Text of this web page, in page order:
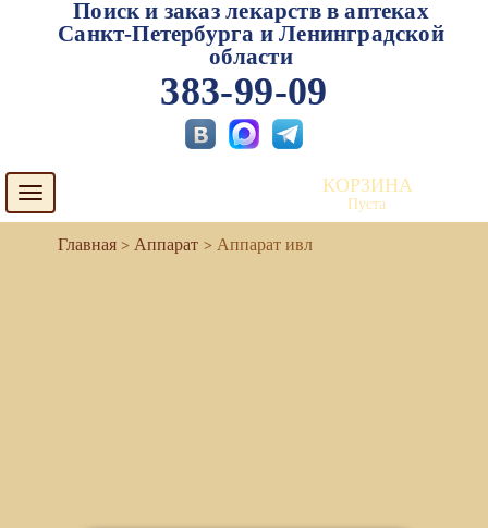
Поиск и заказ лекарств в аптеках
Санкт-Петербурга и Ленинградской
области
383-99-09
Toggle
navigation
КОРЗИНА
Пуста
Аппарат Аппарат ивл